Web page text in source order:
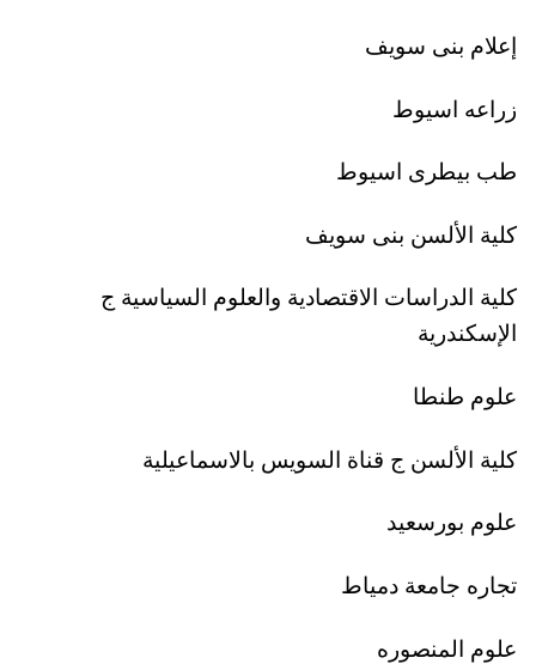
إعلام بنى سويف
زراعه اسيوط
طب بيطرى اسيوط
كلية الألسن بنى سويف
كلية الدراسات الاقتصادية والعلوم السياسية ج
الإسكندرية
علوم طنطا
كلية الألسن ج قناة السويس بالاسماعيلية
علوم بورسعيد
تجاره جامعة دمياط
علوم المنصوره